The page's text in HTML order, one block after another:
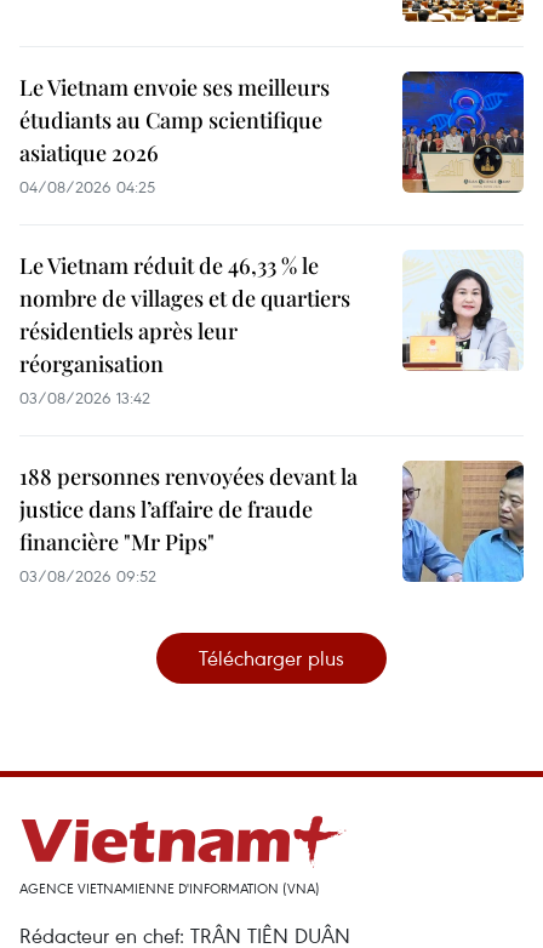
Le Vietnam envoie ses meilleurs
étudiants au Camp scientifique
asiatique 2026
04/08/2026 04:25
Le Vietnam réduit de 46,33 % le
nombre de villages et de quartiers
résidentiels après leur
réorganisation
03/08/2026 13:42
188 personnes renvoyées devant la
justice dans l’affaire de fraude
financière "Mr Pips"
03/08/2026 09:52
Télécharger plus
AGENCE VIETNAMIENNE D'INFORMATION (VNA)
Rédacteur en chef: TRÂN TIÊN DUÂN